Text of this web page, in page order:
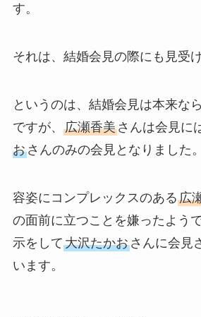
す。
それは、結婚会見の際にも見受
というのは、結婚会見は本来な
ですが、 広瀬香美さんは会見に
おさんのみの会見となりました。
容姿にコンプレックスのある広
の面前に立つことを嫌ったよう
示をして大沢たかおさんに会見
います。